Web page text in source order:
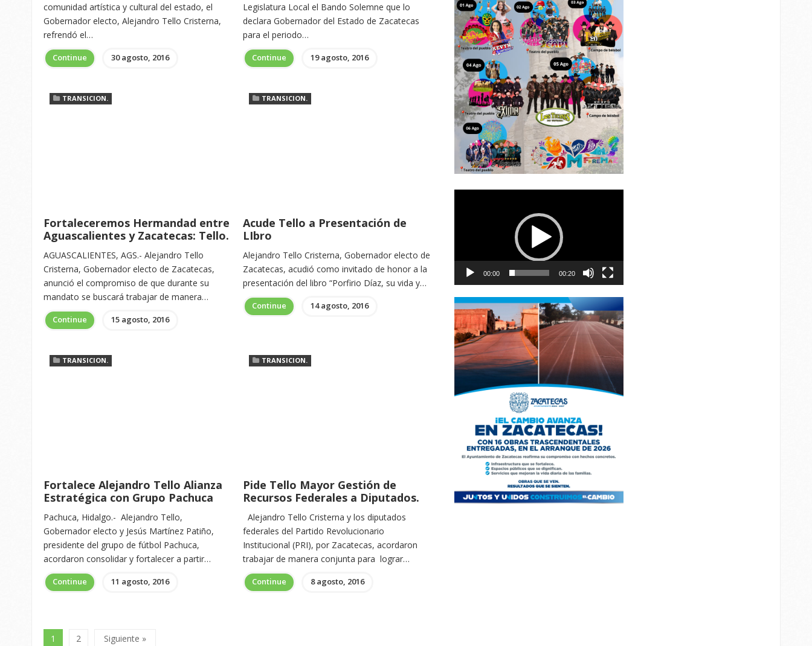
comunidad artística y cultural del estado, el
Gobernador electo, Alejandro Tello Cristerna,
refrendó el…
Continue 30 agosto, 2016
Legislatura Local el Bando Solemne que lo
declara Gobernador del Estado de Zacatecas
para el periodo…
Continue 19 agosto, 2016
TRANSICION.
Fortaleceremos Hermandad entre
Aguascalientes y Zacatecas: Tello.
AGUASCALIENTES, AGS.- Alejandro Tello
Cristerna, Gobernador electo de Zacatecas,
anunció el compromiso de que durante su
mandato se buscará trabajar de manera…
Continue 15 agosto, 2016
TRANSICION.
Acude Tello a Presentación de
LIbro
Alejandro Tello Cristerna, Gobernador electo de
Zacatecas, acudió como invitado de honor a la
presentación del libro “Porfirio Díaz, su vida y…
Continue 14 agosto, 2016
TRANSICION.
Fortalece Alejandro Tello Alianza
Estratégica con Grupo Pachuca
Pachuca, Hidalgo.- Alejandro Tello,
Gobernador electo y Jesús Martínez Patiño,
presidente del grupo de fútbol Pachuca,
acordaron consolidar y fortalecer a partir…
Continue 11 agosto, 2016
TRANSICION.
Pide Tello Mayor Gestión de
Recursos Federales a Diputados.
Alejandro Tello Cristerna y los diputados
federales del Partido Revolucionario
Institucional (PRI), por Zacatecas, acordaron
trabajar de manera conjunta para lograr…
Continue 8 agosto, 2016
1 2 Siguiente »
00:00 00:20